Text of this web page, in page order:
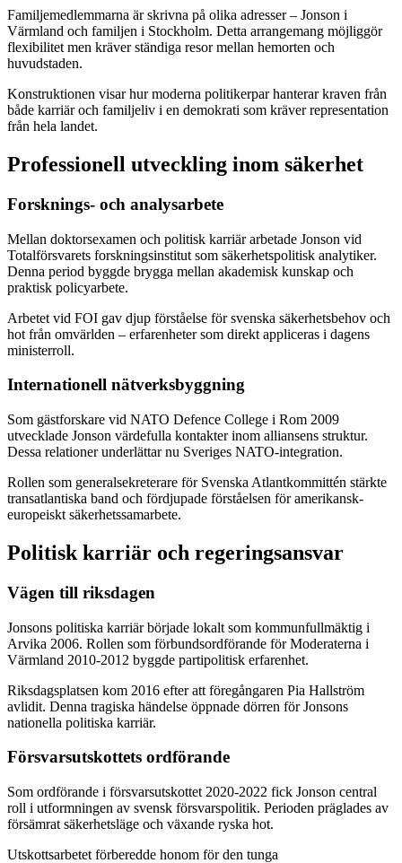
Familjemedlemmarna är skrivna på olika adresser – Jonson i
Värmland och familjen i Stockholm. Detta arrangemang möjliggör
flexibilitet men kräver ständiga resor mellan hemorten och
huvudstaden.
Konstruktionen visar hur moderna politikerpar hanterar kraven från
både karriär och familjeliv i en demokrati som kräver representation
från hela landet.
Professionell utveckling inom säkerhet
Forsknings- och analysarbete
Mellan doktorsexamen och politisk karriär arbetade Jonson vid
Totalförsvarets forskningsinstitut som säkerhetspolitisk analytiker.
Denna period byggde brygga mellan akademisk kunskap och
praktisk policyarbete.
Arbetet vid FOI gav djup förståelse för svenska säkerhetsbehov och
hot från omvärlden – erfarenheter som direkt appliceras i dagens
ministerroll.
Internationell nätverksbyggning
Som gästforskare vid NATO Defence College i Rom 2009
utvecklade Jonson värdefulla kontakter inom alliansens struktur.
Dessa relationer underlättar nu Sveriges NATO-integration.
Rollen som generalsekreterare för Svenska Atlantkommittén stärkte
transatlantiska band och fördjupade förståelsen för amerikansk-
europeiskt säkerhetssamarbete.
Politisk karriär och regeringsansvar
Vägen till riksdagen
Jonsons politiska karriär började lokalt som kommunfullmäktig i
Arvika 2006. Rollen som förbundsordförande för Moderaterna i
Värmland 2010-2012 byggde partipolitisk erfarenhet.
Riksdagsplatsen kom 2016 efter att föregångaren Pia Hallström
avlidit. Denna tragiska händelse öppnade dörren för Jonsons
nationella politiska karriär.
Försvarsutskottets ordförande
Som ordförande i försvarsutskottet 2020-2022 fick Jonson central
roll i utformningen av svensk försvarspolitik. Perioden präglades av
försämrat säkerhetsläge och växande ryska hot.
Utskottsarbetet förberedde honom för den tunga